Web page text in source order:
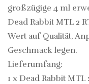
großzügige 4 ml
Dead Rabbit MTL 2
Wert auf Qualität,
Geschmack legen.
Lieferumfang:
1 x Dead Rabbit MTL